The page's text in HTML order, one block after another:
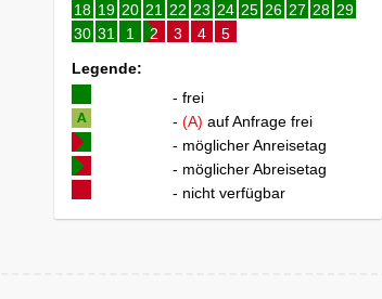
18 19 20 21 22 23 24 25 26 27 28 29
30 31 1 2 3 4
5
Legende:
- frei
- (A) auf Anfrage frei
- möglicher Anreisetag
- möglicher Abreisetag
- nicht verfügbar